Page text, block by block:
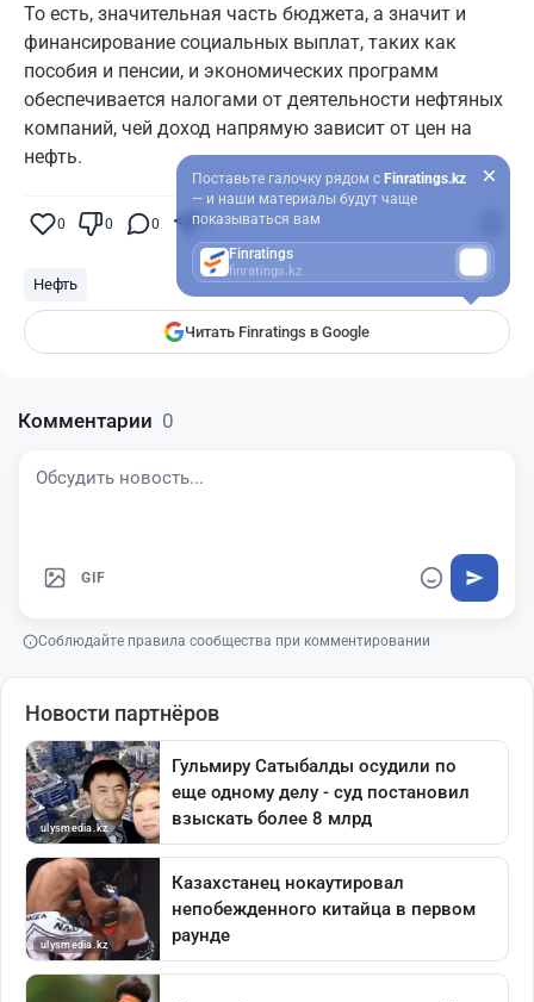
То есть, значительная часть бюджета, а значит и
финансирование социальных выплат, таких как
пособия и пенсии, и экономических программ
обеспечивается налогами от деятельности нефтяных
компаний, чей доход напрямую зависит от цен на
нефть.
0 0 0 0
Нефть
Читать Finratings в Google
Поставьте галочку рядом с Finratings.kz
— и наши материалы будут чаще
показываться вам
Finratings
finratings.kz
Комментарии 0
GIF
Соблюдайте правила сообщества при комментировании